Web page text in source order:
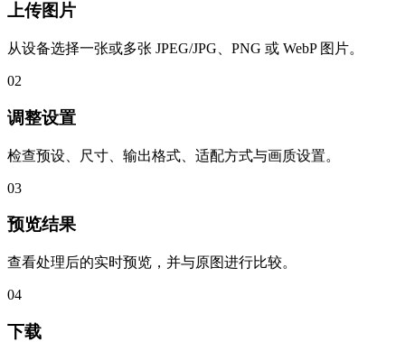
上传图片
从设备选择一张或多张 JPEG/JPG、PNG 或 WebP 图片。
02
调整设置
检查预设、尺寸、输出格式、适配方式与画质设置。
03
预览结果
查看处理后的实时预览，并与原图进行比较。
04
下载